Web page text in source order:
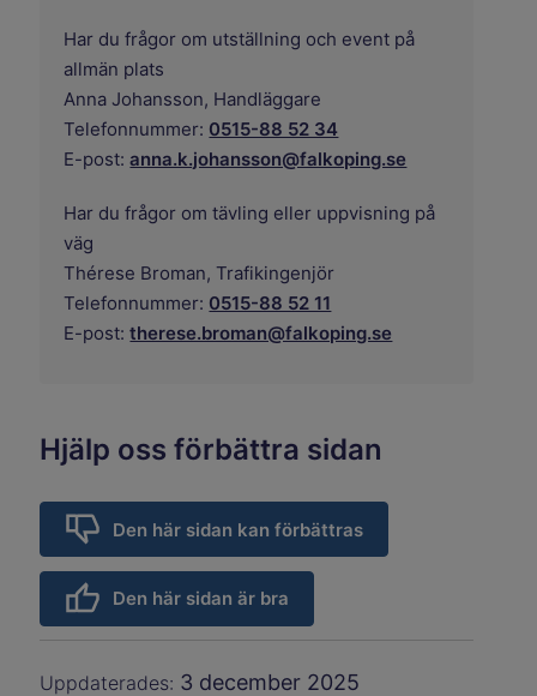
Har du frågor om utställning och event på
allmän plats
Anna Johansson, Handläggare
Telefonnummer: 0515-88 52 34
E-post: anna.k.johansson@falkoping.se
Har du frågor om tävling eller uppvisning på
väg
Thérese Broman,Trafikingenjör
Telefonnummer: 0515-88 52 11
E-post: therese.broman@falkoping.se
Hjälp oss förbättra sidan
Den här sidan kan förbättras
Den här sidan är bra
Uppdaterades: 3 december 2025